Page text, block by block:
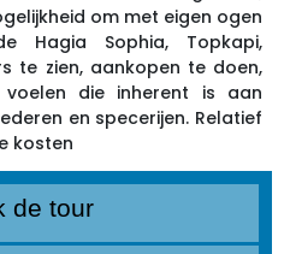
om met eigen ogen
Hagia Sophia, Topkapi,
te zien, aankopen te doen,
die inherent is aan
en specerijen. Relatief
kosten
de tour